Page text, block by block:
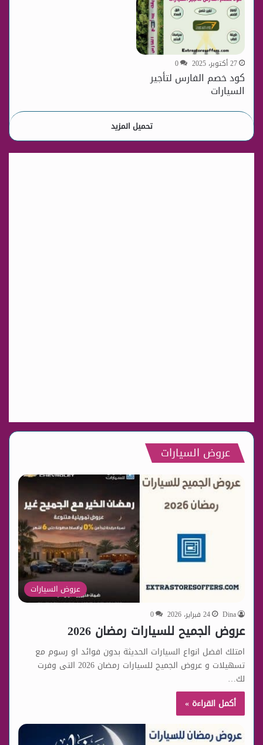
27 أكتوبر، 2025 0
كود خصم الفارس لتأجير
السيارات
تحميل المزيد
عروض السيارات
عروض السيارات
Dina 24 فبراير، 2026 0
عروض الجميح للسيارات رمضان 2026
امتلك افضل انواع السيارات الحديثة بدون فوائد او رسوم مع
تسهيلات و عروض الجميح للسيارات رمضان 2026 التى وفرت
لك…
أكمل القراءة »